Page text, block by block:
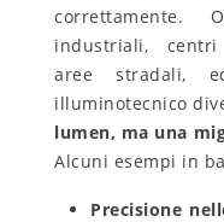
correttamente.
industriali, centri
aree stradali,
illuminotecnico
lumen, ma una
Alcuni esempi in
Precisione